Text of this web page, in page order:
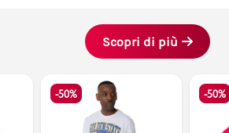
Scopri di più
-50% -50%